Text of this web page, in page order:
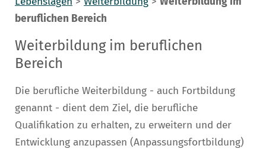
beruflichen Bereich
Weiterbildung im beruflichen
Bereich
Die berufliche Weiterbildung - auch Fortbildung
genannt - dient dem Ziel, die berufliche
Qualifikation zu erhalten, zu erweitern und der
Entwicklung anzupassen (Anpassungsfortbildung)